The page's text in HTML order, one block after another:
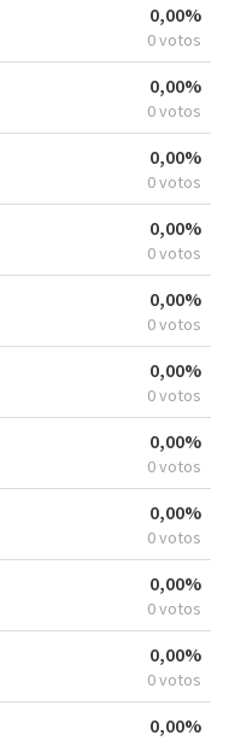
0,00%
0 votos
0,00%
0 votos
0,00%
0 votos
0,00%
0 votos
0,00%
0 votos
0,00%
0 votos
0,00%
0 votos
0,00%
0 votos
0,00%
0 votos
0,00%
0 votos
0,00%